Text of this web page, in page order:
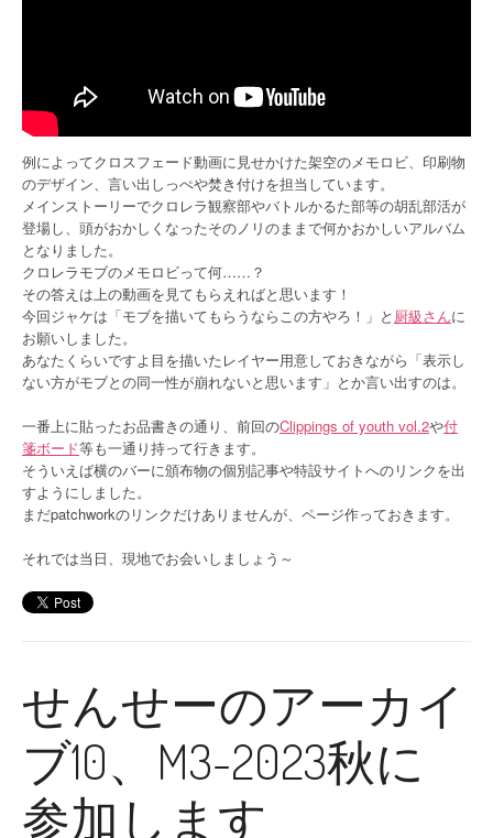
例によってクロスフェード動画に見せかけた架空のメモロビ、印刷物
のデザイン、言い出しっぺや焚き付けを担当しています。
メインストーリーでクロレラ観察部やバトルかるた部等の胡乱部活が
登場し、頭がおかしくなったそのノリのままで何かおかしいアルバム
となりました。
クロレラモブのメモロビって何……？
その答えは上の動画を見てもらえればと思います！
今回ジャケは「モブを描いてもらうならこの方やろ！」と 厨級さんに
お願いしました。
あなたくらいですよ目を描いたレイヤー用意しておきながら「表示し
ない方がモブとの同一性が崩れないと思います」とか言い出すのは。
一番上に貼ったお品書きの通り、前回のClippings of youth vol.2や付
箋ボード等も一通り持って行きます。
そういえば横のバーに頒布物の個別記事や特設サイトへのリンクを出
すようにしました。
まだpatchworkのリンクだけありませんが、ページ作っておきます。
それでは当日、現地でお会いしましょう～
せんせーのアーカイ
ブ10、M3-2023秋に
参加します